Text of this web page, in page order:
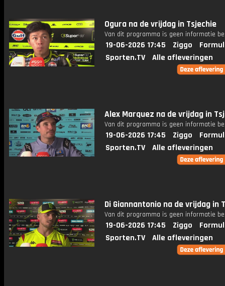
Ogura na de vrijdag in Tsjechie
Van dit programma is geen informatie
19-06-2026 17:45 Ziggo
Sporten.TV
Alle afleveringen
Alex Marquez na de vrijdag in
Van dit programma is geen informatie
19-06-2026 17:45 Ziggo
Sporten.TV
Alle afleveringen
Di Giannantonio na de vrijdag in
Van dit programma is geen informatie
19-06-2026 17:45 Ziggo
Sporten.TV
Alle afleveringen